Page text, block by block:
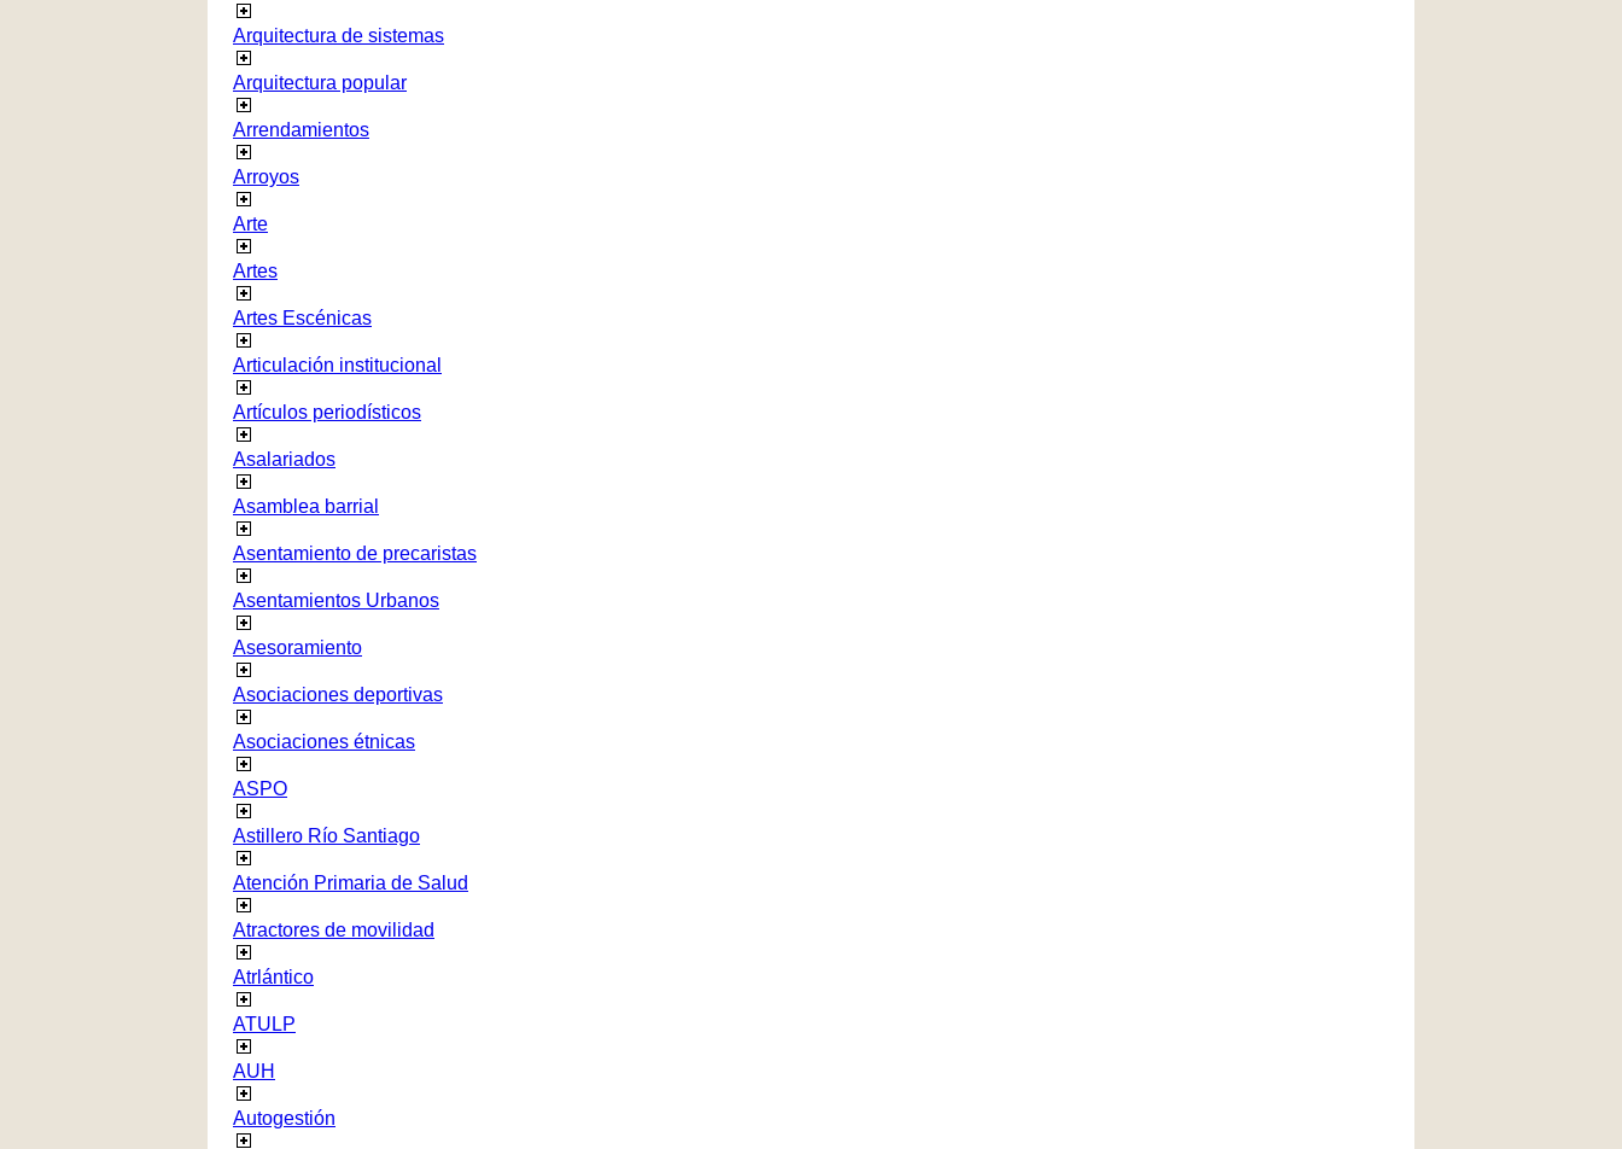
Arquitectura de sistemas
Arquitectura popular
Arrendamientos
Arroyos
Arte
Artes
Artes Escénicas
Articulación institucional
Artículos periodísticos
Asalariados
Asamblea barrial
Asentamiento de precaristas
Asentamientos Urbanos
Asesoramiento
Asociaciones deportivas
Asociaciones étnicas
ASPO
Astillero Río Santiago
Atención Primaria de Salud
Atractores de movilidad
Atrlántico
ATULP
AUH
Autogestión